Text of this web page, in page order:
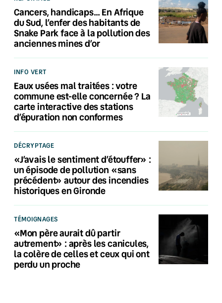
Cancers, handicaps… En Afrique
du Sud, l’enfer des habitants de
Snake Park face à la pollution des
anciennes mines d’or
INFO VERT
Eaux usées mal traitées : votre
commune est-elle concernée ? La
carte interactive des stations
d’épuration non conformes
DÉCRYPTAGE
«J’avais le sentiment d’étouffer» :
un épisode de pollution «sans
précédent» autour des incendies
historiques en Gironde
TÉMOIGNAGES
«Mon père aurait dû partir
autrement» : après les canicules,
la colère de celles et ceux qui ont
perdu un proche